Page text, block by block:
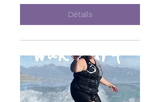
Détails